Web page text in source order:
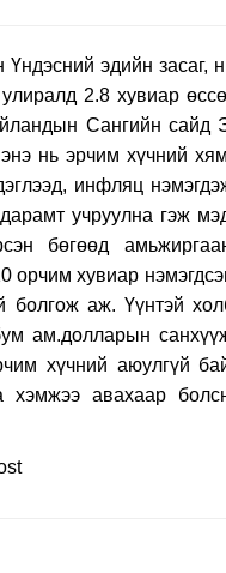
эдийн засаг,
2.8 хувиар
Сангийн сайд
энэ нь эрчим хүчний
инфляц
учруулна гэж
бөгөөд
орчим хувиар
болгож аж. Үүнтэй
ам.долларын
хүчний аюулгүй
хэмжээ авахаар